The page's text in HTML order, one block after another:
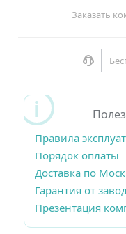
Заказать
Правила
Порядок оплаты
Доставка по
Гарантия от
Презентация